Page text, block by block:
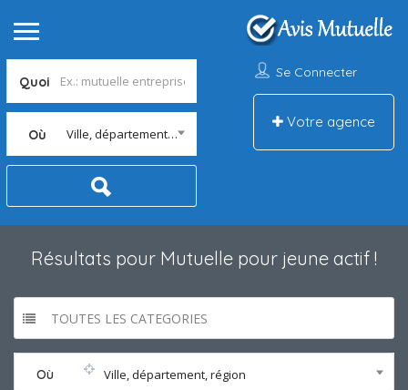
Quoi
Où Ville, département, région
Se Connecter
Votre agence
Résultats pour Mutuelle pour jeune actif !
TOUTES LES CATEGORIES
Où Ville, département, région